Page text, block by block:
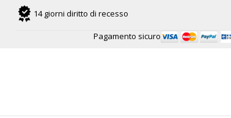
14 giorni diritto di recesso
Pagamento sicuro